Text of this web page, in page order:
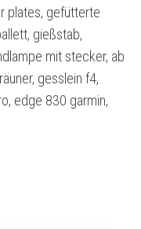
plates, gefütterte
gießstab,
mit stecker, ab
gesslein f4,
edge 830 garmin,